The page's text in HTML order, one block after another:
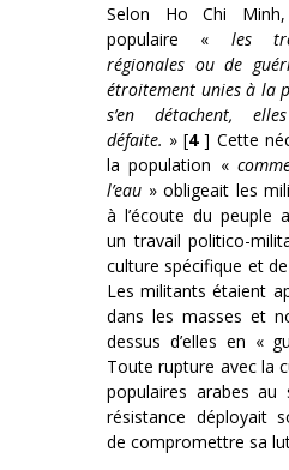
Selon Ho Chi
populaire « les
régionales ou de
étroitement unies à la
s’en détachent,
défaite. » [4] Cette
la population «
l’eau » obligeait les
à l’écoute du peuple
un travail politico-
culture spécifique et
Les militants étaient
dans les masses et
dessus d’elles en «
Toute rupture avec la
populaires arabes au
résistance déployait
de compromettre sa